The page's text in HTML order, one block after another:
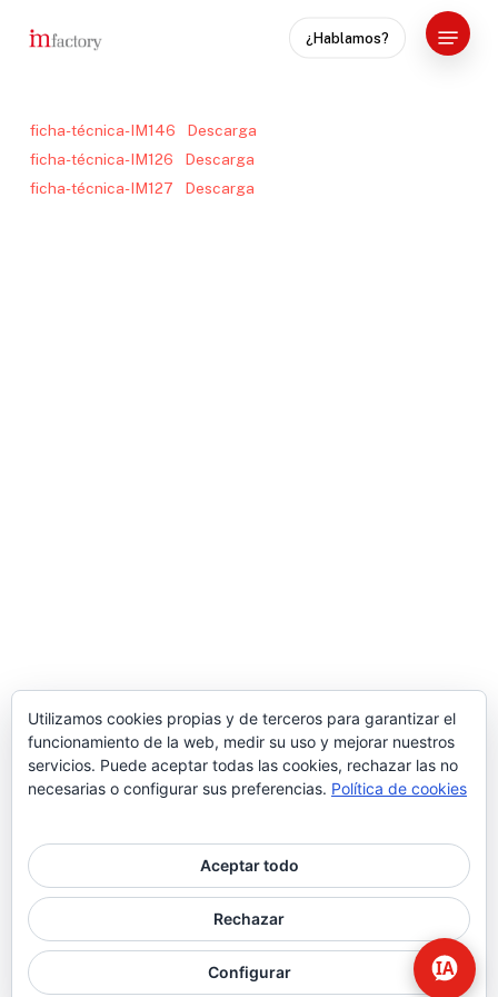
¿Hablamos?
Menu
ficha-técnica-IM146
Descarga
ficha-técnica-IM126
Descarga
ficha-técnica-IM127
Descarga
© 2026 Higiene | Limpieza Industrial | Seguridad Alimentaria.
twitter
Utilizamos cookies propias y de terceros para garantizar el
funcionamiento de la web, medir su uso y mejorar nuestros
servicios. Puede aceptar todas las cookies, rechazar las no
necesarias o configurar sus preferencias. Política de cookies
Aceptar todo
Rechazar
Configurar